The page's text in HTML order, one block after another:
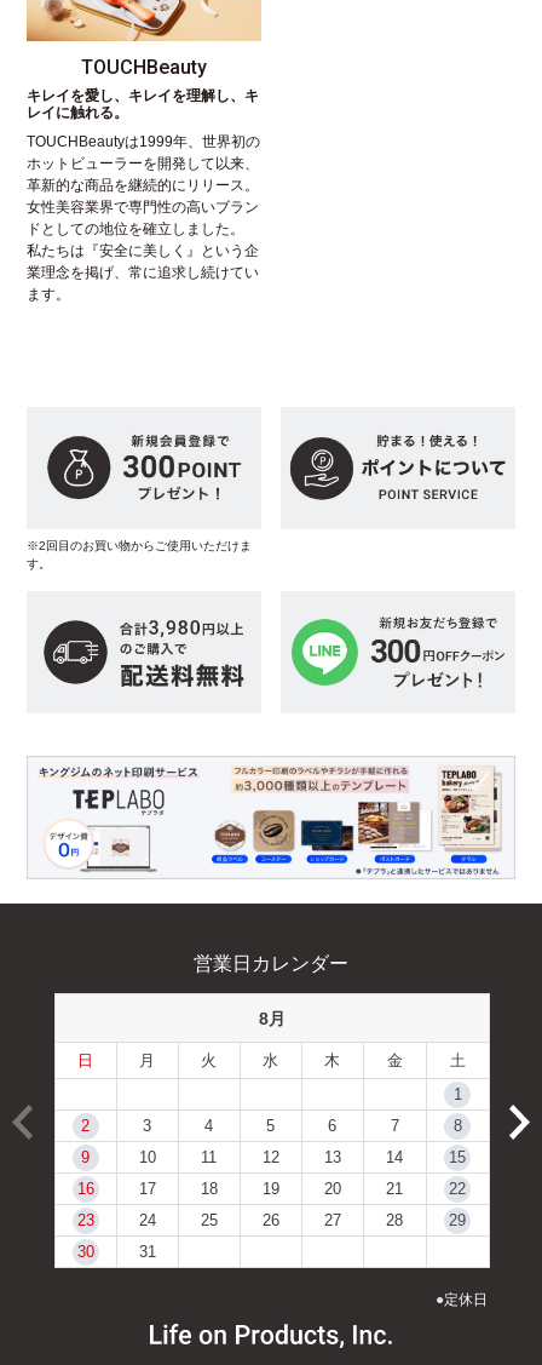
TOUCHBeauty
キレイを愛し、キレイを理解し、キ
レイに触れる。
TOUCHBeautyは1999年、世界初の
ホットビューラーを開発して以来、
革新的な商品を継続的にリリース。
女性美容業界で専門性の高いブラン
ドとしての地位を確立しました。
私たちは『安全に美しく』という企
業理念を掲げ、常に追求し続けてい
ます。
※2回目のお買い物からご使用いただけま
す。
営業日カレンダー
8月
日 月 火 水 木 金
土
1
2
3 4 5 6 7
8
9
10 11 12 13 14
15
16
17 18 19 20 21
22
23
24 25 26 27 28
29
30
31
●定休日